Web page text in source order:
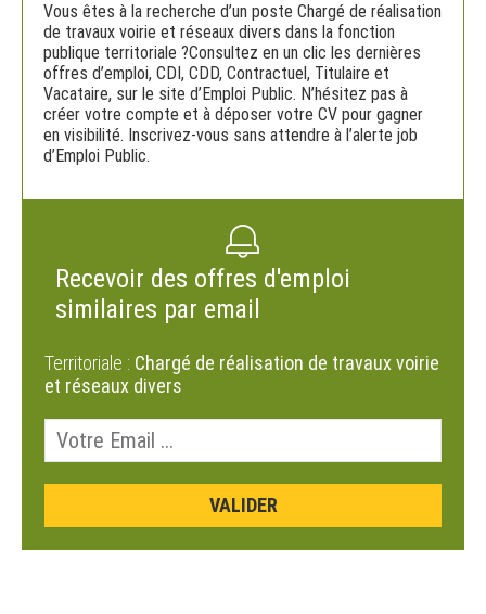
Vous êtes à la recherche d’un poste Chargé de réalisation
de travaux voirie et réseaux divers dans la fonction
publique territoriale ?Consultez en un clic les dernières
offres d’emploi, CDI, CDD, Contractuel, Titulaire et
Vacataire, sur le site d’Emploi Public. N’hésitez pas à
créer votre compte et à déposer votre CV pour gagner
en visibilité. Inscrivez-vous sans attendre à l’alerte job
d’Emploi Public.
Recevoir des offres d'emploi
similaires par email
Territoriale : Chargé de réalisation de travaux voirie
et réseaux divers